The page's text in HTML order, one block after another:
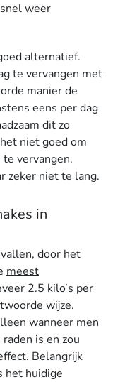
weer
alternatief.
te vervangen met
manier de
eens per dag
dit zo
niet goed om
vervangen.
zeker niet te lang.
in
door het
meest
2.5 kilo’s per
wijze.
wanneer men
is en zou
Belangrijk
het huidige